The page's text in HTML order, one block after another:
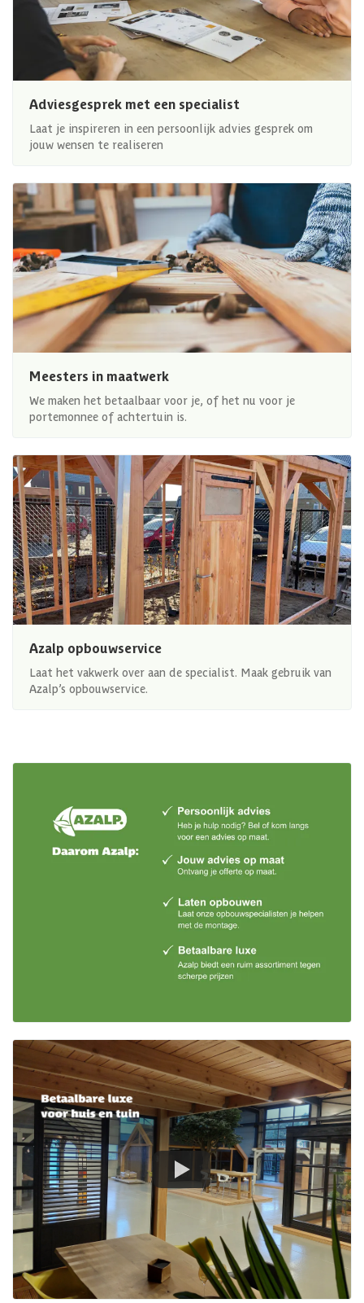
Adviesgesprek met een specialist
Laat je inspireren in een persoonlijk advies gesprek om
jouw wensen te realiseren
Meesters in maatwerk
We maken het betaalbaar voor je, of het nu voor je
portemonnee of achtertuin is.
Azalp opbouwservice
Laat het vakwerk over aan de specialist. Maak gebruik van
Azalp’s opbouwservice.